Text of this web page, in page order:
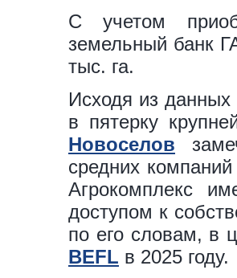
С учетом
земельный банк
тыс. га.
Исходя из данных
в пятерку
Новоселов
средних
Агрокомплекс
доступом к
по его словам, в
BEFL в 2025 году.